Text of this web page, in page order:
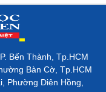
Bến Thành, Tp.HCM
Bàn Cờ, Tp.HCM
Phường Diên Hồng,